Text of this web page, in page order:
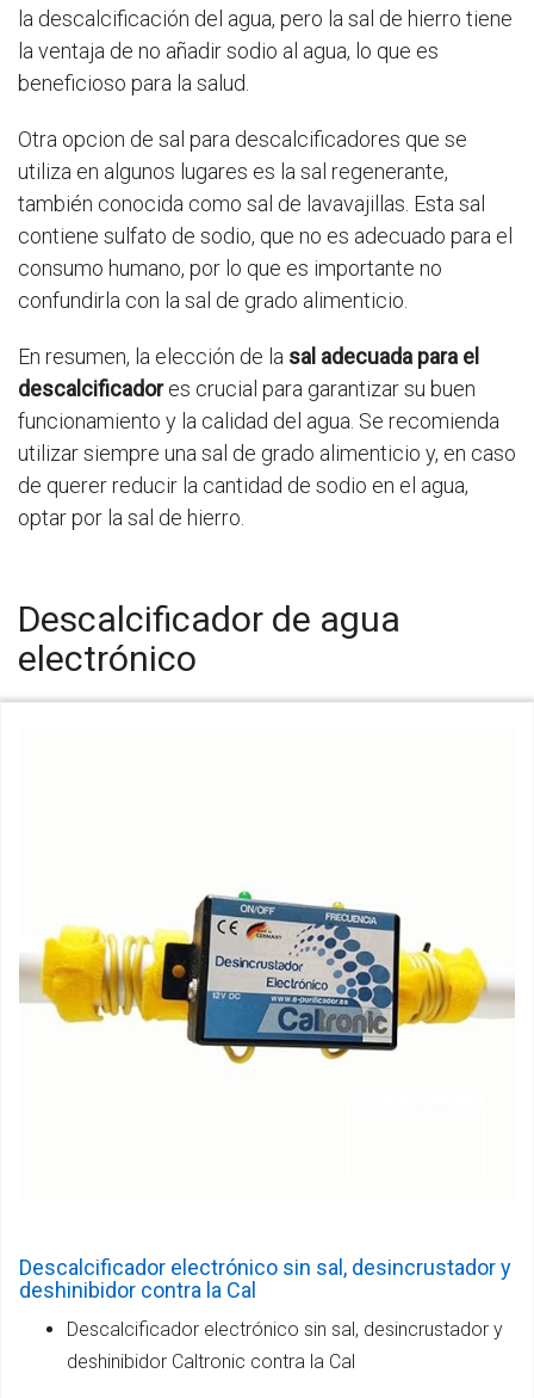
la descalcificación del agua, pero la sal de hierro tiene
la ventaja de no añadir sodio al agua, lo que es
beneficioso para la salud.
Otra opcion de sal para descalcificadores que se
utiliza en algunos lugares es la sal regenerante,
también conocida como sal de lavavajillas. Esta sal
contiene sulfato de sodio, que no es adecuado para el
consumo humano, por lo que es importante no
confundirla con la sal de grado alimenticio.
En resumen, la elección de la sal adecuada para el
descalcificadores crucial para garantizar su buen
funcionamiento y la calidad del agua. Se recomienda
utilizar siempre una sal de grado alimenticio y, en caso
de querer reducir la cantidad de sodio en el agua,
optar por la sal de hierro.
Descalcificador de agua
electrónico
Descalcificador electrónico sin sal, desincrustador y
deshinibidor contra la Cal
Descalcificador electrónico sin sal, desincrustador y
deshinibidor Caltronic contra la Cal